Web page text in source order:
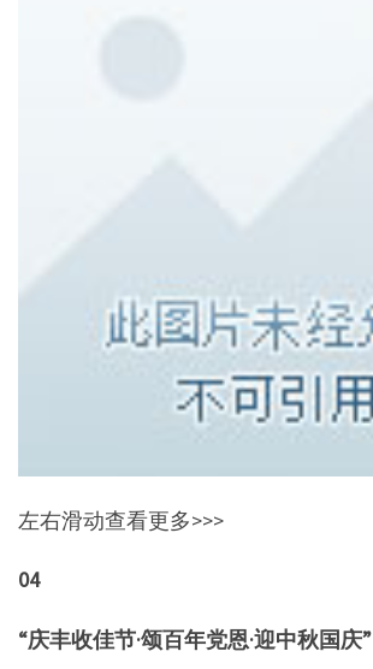
左右滑动查看更多>>>
04
“庆丰收佳节·颂百年党恩·迎中秋国庆”